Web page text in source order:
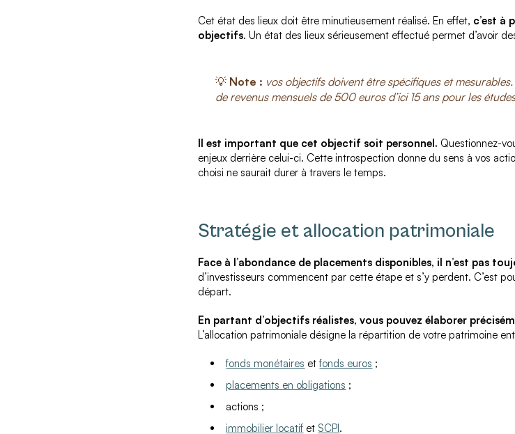
Cet état des lieux doit être minutieusement réalisé. En effet, c’est à
objectifs. Un état des lieux sérieusement effectué permet d’avoir
💡 Note : vos objectifs doivent être spécifiques et
de revenus mensuels de 500 euros d’ici 15 ans pour les
Il est important que cet objectif soit personnel. Questionnez-
enjeux derrière celui-ci. Cette introspection donne du sens à vos
choisi ne saurait durer à travers le temps.
Stratégie et allocation patrimoniale
Face à l’abondance de placements disponibles, il n’est pas
d’investisseurs commencent par cette étape et s’y perdent. C’est
départ.
En partant d’objectifs réalistes, vous pouvez élaborer
L’allocation patrimoniale désigne la répartition de votre patrimoine
fonds monétaires etfonds euros ;
placements en obligations ;
actions ;
immobilier locatif et SCPI.